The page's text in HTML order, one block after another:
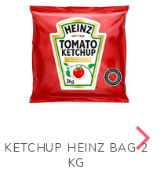
KETCHUP HEINZ BAG 2
KG